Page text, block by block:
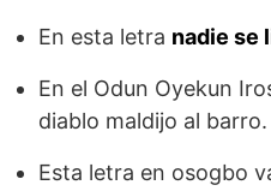
En esta letra nadie se
En el Odun Oyekun
diablo maldijo al barro.
Esta letra en osogbo